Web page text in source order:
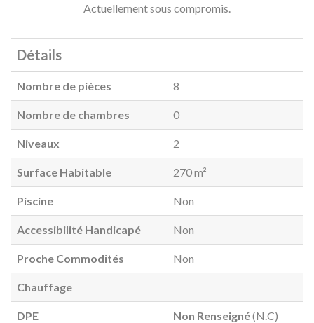
Actuellement sous compromis.
Détails
Nombre de pièces 8
Nombre de chambres 0
Niveaux 2
Surface Habitable 270 m²
Piscine Non
Accessibilité Handicapé Non
Proche Commodités Non
Chauffage
DPE Non Renseigné(N.C)